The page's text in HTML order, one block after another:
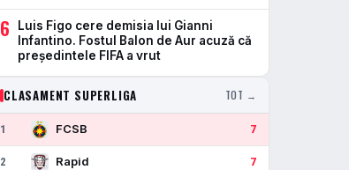
6
Luis Figo cere demisia lui Gianni
Infantino. Fostul Balon de Aur acuză că
președintele FIFA a vrut
CLASAMENT SUPERLIGA TOT →
1 FCSB 7
2 Rapid 7